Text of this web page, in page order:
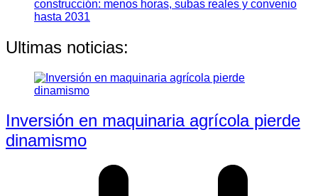
construcción: menos horas, subas reales y convenio
hasta 2031
Ultimas noticias:
Inversión en maquinaria agrícola pierde
dinamismo